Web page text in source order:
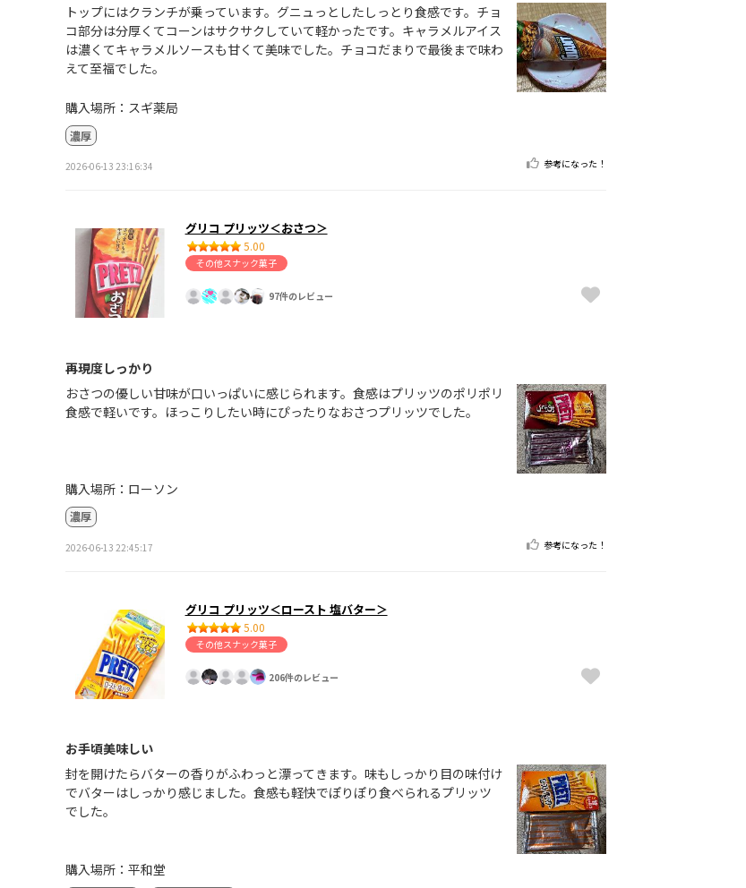
トップにはクランチが乗っています。グニュっとしたしっとり食感です。チョ
コ部分は分厚くてコーンはサクサクしていて軽かったです。キャラメルアイス
は濃くてキャラメルソースも甘くて美味でした。チョコだまりで最後まで味わ
えて至福でした。
購入場所：スギ薬局
濃厚
2026-06-13 23:16:34 参考になった！
グリコ プリッツ＜おさつ＞
5.00
その他スナック菓子
97件のレビュー
再現度しっかり
おさつの優しい甘味が口いっぱいに感じられます。食感はプリッツのポリポリ
食感で軽いです。ほっこりしたい時にぴったりなおさつプリッツでした。
購入場所：ローソン
濃厚
2026-06-13 22:45:17 参考になった！
グリコ プリッツ＜ロースト 塩バター＞
5.00
その他スナック菓子
206件のレビュー
お手頃美味しい
封を開けたらバターの香りがふわっと漂ってきます。味もしっかり目の味付け
でバターはしっかり感じました。食感も軽快でぽりぽり食べられるプリッツ
でした。
購入場所：平和堂